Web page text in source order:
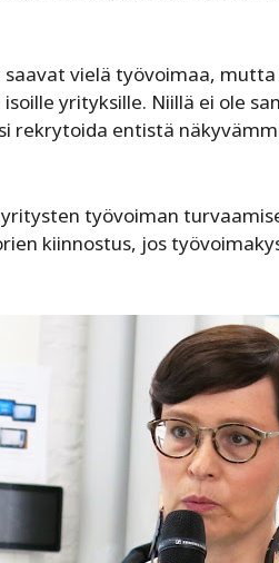
vielä työvoimaa,
yrityksille. Niillä ei ole
rekrytoida entistä
työvoiman
kiinnostus, jos